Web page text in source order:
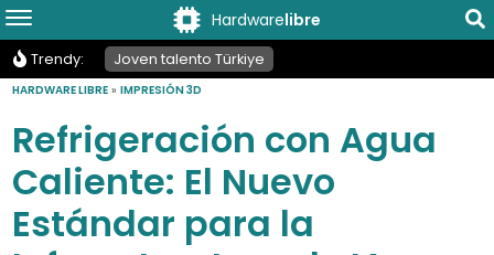
Hardwarelibre
Trendy: Joven talento Türkiye
HARDWARE LIBRE »IMPRESIÓN 3D
Refrigeración con Agua
Caliente: El Nuevo
Estándar para la